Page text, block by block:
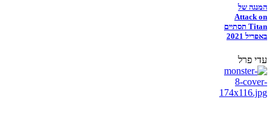
המנגה של
Attack on
Titan תסתיים
באפריל 2021
עדי פרל